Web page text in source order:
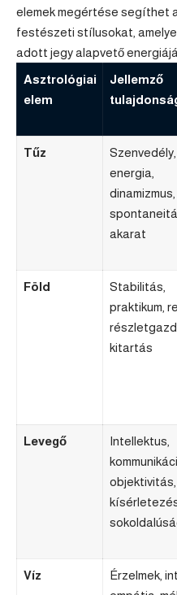
elemek megértése segíthet
festészeti stílusokat,
adott jegy alapvető
Asztrológiai
elem
Jellemző
Tűz
Szenvedély,
energia,
dinamizmus,
akarat
Föld
Stabilitás,
praktikum,
kitartás
Levegő
Intellektus,
objektivitás,
Víz
Érzelmek,